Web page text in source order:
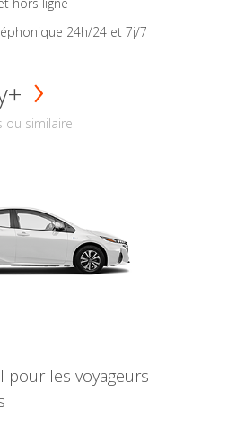
24h/24 et 7j/7
ou similaire
pour les voyageurs